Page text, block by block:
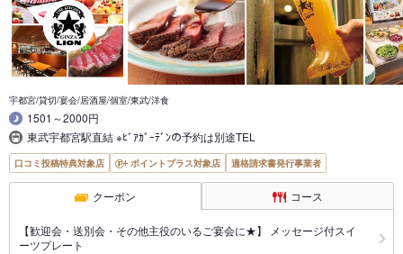
宇都宮/貸切/宴会/居酒屋/個室/東武/洋食
1501～2000円
東武宇都宮駅直結 ※ﾋﾞｱｶﾞｰﾃﾞﾝの予約は別途TEL
口コミ投稿特典対象店 ポイントプラス対象店 適格請求書発行事業者
クーポン コース
【歓迎会・送別会・その他主役のいるご宴会に★】 メッセージ付スイ
ーツプレート